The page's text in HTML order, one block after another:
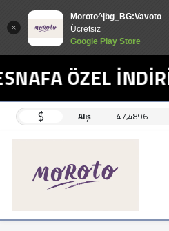
Moroto^|bg_BG:Vavoto
Ücretsiz
Google Play Store
ÖZEL İNDİRİM
$ Alış 47,4896